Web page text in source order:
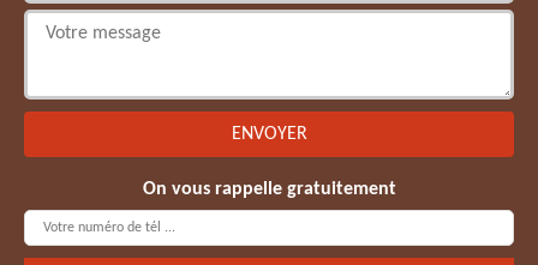
On vous rappelle gratuitement